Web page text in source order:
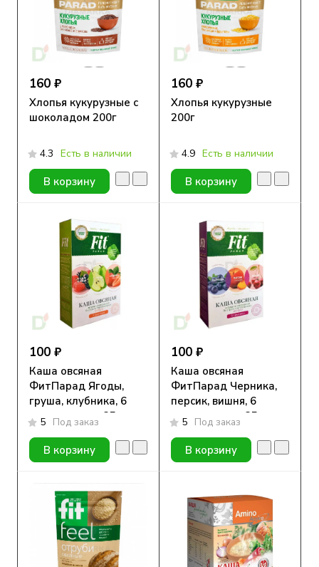
160 ₽
Хлопья кукурузные с
шоколадом 200г
4.3 Есть в наличии
В корзину
160 ₽
Хлопья кукурузные
200г
4.9 Есть в наличии
В корзину
100 ₽
Каша овсяная
ФитПарад Ягоды,
груша, клубника, 6
пакетиков по 35г
5 Под заказ
В корзину
100 ₽
Каша овсяная
ФитПарад Черника,
персик, вишня, 6
пакетиков по 35г
5 Под заказ
В корзину